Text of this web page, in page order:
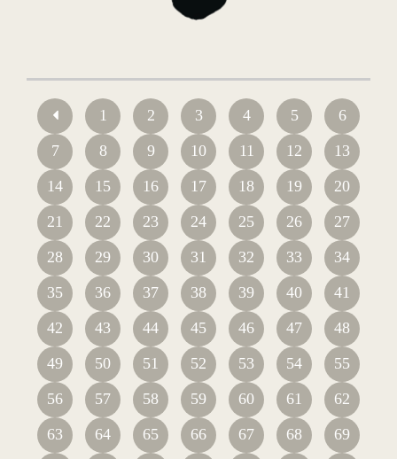
1 2 3 4 5
6
7
8 9 10 11 12
13
14
15 16 17 18 19
20
21
22 23 24 25 26
27
28
29 30 31 32 33
34
35
36 37 38 39 40
41
42
43 44 45 46 47
48
49
50 51 52 53 54
55
56
57 58 59 60 61
62
63
64 65 66 67 68
69